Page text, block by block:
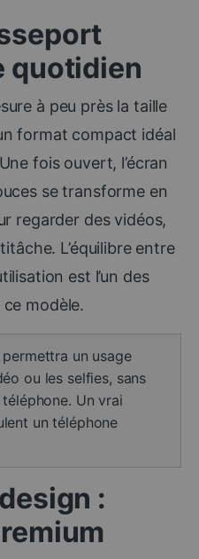
quotidien
à peu près la taille
format compact idéal
fois ouvert, l’écran
se transforme en
regarder des vidéos,
L’équilibre entre
est l’un des
modèle.
permettra un usage
ou les selfies, sans
Un vrai
un téléphone
: